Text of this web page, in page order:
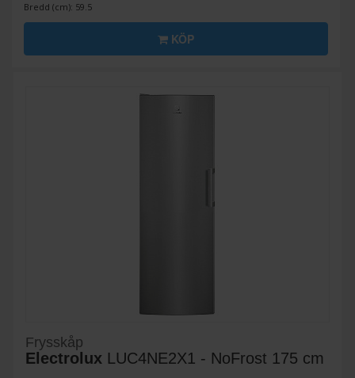
Bredd (cm): 59.5
KÖP
Frysskåp
Electrolux LUC4NE2X1 - NoFrost 175 cm